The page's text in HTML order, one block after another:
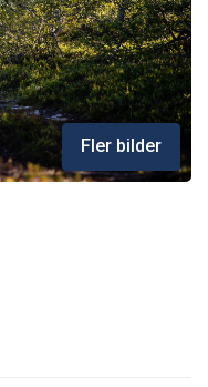
Fler bilder